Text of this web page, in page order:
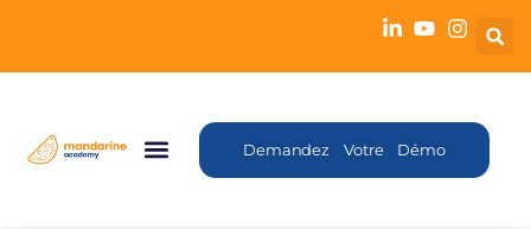
Demandez Votre Démo